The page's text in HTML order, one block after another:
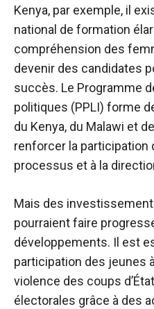
Kenya, par exemple, il
national de formation
compréhension des
devenir des candidates
succès. Le Programme
politiques (PPLI) forme
du Kenya, du Malawi et
renforcer la participation
processus et à la
Mais des
pourraient faire
développements. Il est
participation des jeunes
violence des coups
électorales grâce à des